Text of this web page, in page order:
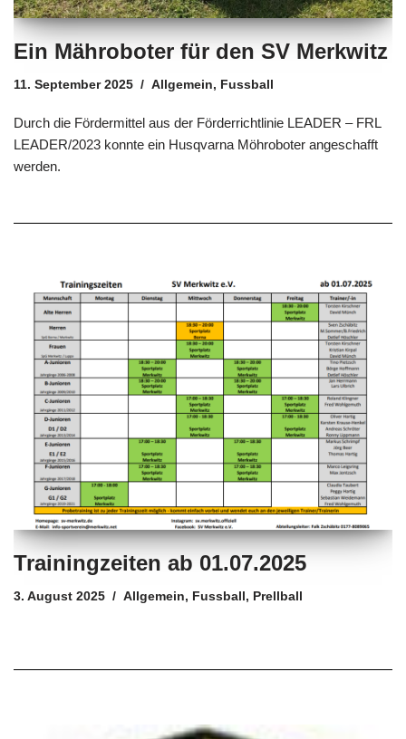
Ein Mähroboter für den SV Merkwitz
11. September 2025 Allgemein, Fussball
Durch die Fördermittel aus der Förderrichtlinie LEADER – FRL
LEADER/2023 konnte ein Husqvarna Möhroboter angeschafft
werden.
Trainingzeiten ab 01.07.2025
3. August 2025 Allgemein, Fussball , Prellball